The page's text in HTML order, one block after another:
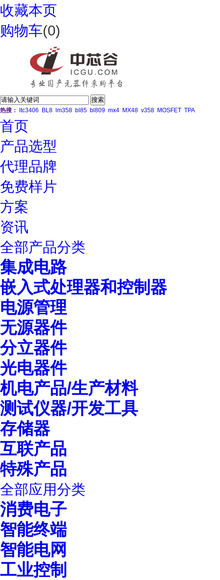
收藏本页
购物车(0)
热搜： ltc3406 BL8 lm358 bl85 bl809 mx4 MX48 v358 MOSFET TPA
首页
产品选型
代理品牌
免费样片
方案
资讯
全部产品分类
集成电路
嵌入式处理器和控制器
电源管理
无源器件
分立器件
光电器件
机电产品/生产材料
测试仪器/开发工具
存储器
互联产品
特殊产品
全部应用分类
消费电子
智能终端
智能电网
工业控制